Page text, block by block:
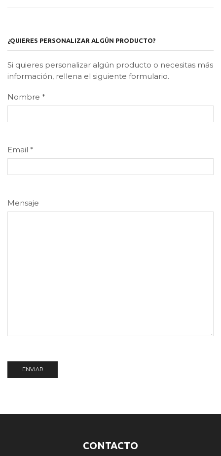
¿QUIERES PERSONALIZAR ALGÚN PRODUCTO?
Si quieres personalizar algún producto o necesitas más
información, rellena el siguiente formulario.
Nombre *
Email *
Mensaje
CONTACTO